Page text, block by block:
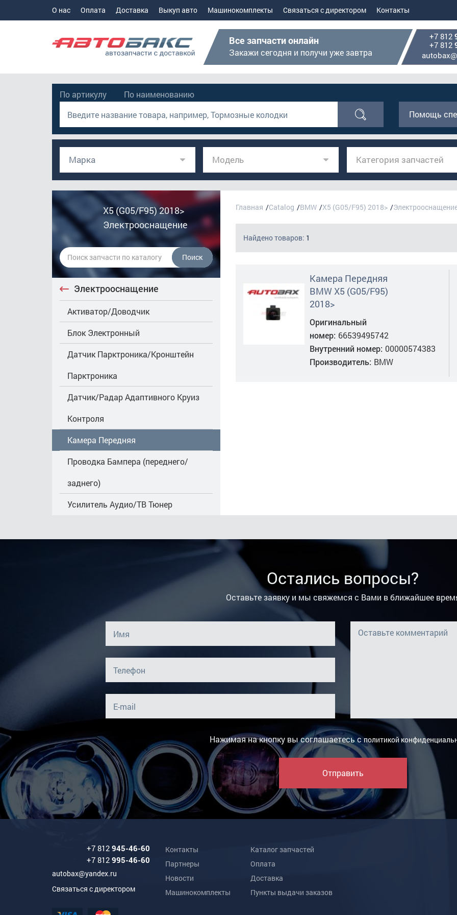
О нас Оплата Доставка Выкуп авто Машинокомплекты Связаться с директором Контакты
Все запчасти онлайн
Закажи сегодня и получи уже завтра
+7 812
+7 812
По артикулу
По наименованию
Помощь
Марка Модель Категория запчастей
X5 (G05/F95) 2018>
Электрооснащение
Поиск
Электрооснащение
Активатор/Доводчик
Блок Электронный
Датчик Парктроника/Кронштейн
Парктроника
Датчик/Радар Адаптивного Круиз
Контроля
Камера Передняя
Проводка Бампера (переднего/
заднего)
Усилитель Аудио/ТВ Тюнер
Главная Catalog BMW X5 (G05/F95) 2018>
Найдено товаров: 1
Камера Передняя
BMW X5 (G05/F95)
2018>
Оригинальный
номер: 66539495742
Внутренний номер: 00000574383
Производитель: BMW
Остались вопросы?
Оставьте заявку и мы свяжемся с Вами в ближайшее
Нажимая на кнопку вы соглашаетесь сполитикой
Отправить
+7 812945-46-60
+7 812995-46-60
autobax@yandex.ru
Связаться с директором
Контакты
Партнеры
Новости
Машинокомплекты
Каталог запчастей
Оплата
Доставка
Пункты выдачи заказов